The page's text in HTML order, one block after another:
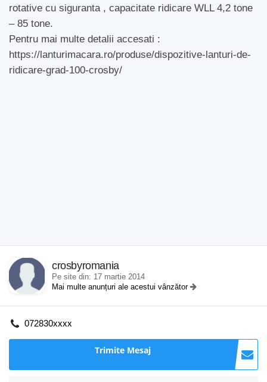
rotative cu siguranta , capacitate ridicare WLL 4,2 tone
– 85 tone.
Pentru mai multe detalii accesati :
https://lanturimacara.ro/produse/dispozitive-lanturi-de-
ridicare-grad-100-crosby/
crosbyromania
Pe site din: 17 martie 2014
Mai multe anunțuri ale acestui vânzător
072830xxxx
Trimite Mesaj